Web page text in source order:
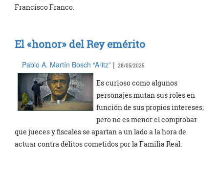
Francisco Franco.
El «honor» del Rey emérito
Pablo A. Martín Bosch “Aritz” | 28/05/2025
Es curioso como algunos
personajes mutan sus roles en
función de sus propios intereses;
pero no es menor el comprobar
que jueces y fiscales se apartan a un lado a la hora de
actuar contra delitos cometidos por la Familia Real.